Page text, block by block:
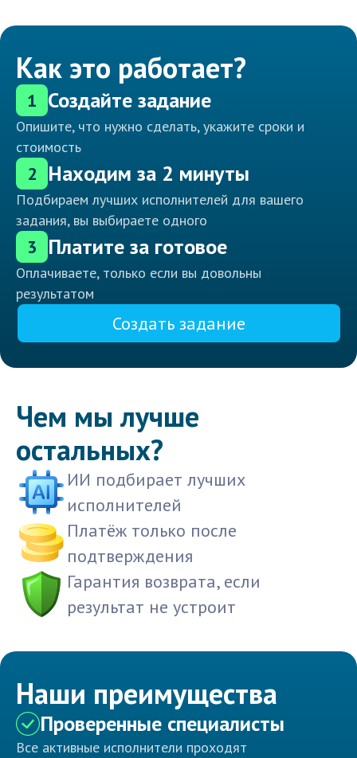
Как это работает?
1 Создайте задание
Опишите, что нужно сделать, укажите сроки и
стоимость
2 Находим за 2 минуты
Подбираем лучших исполнителей для вашего
задания, вы выбираете одного
3 Платите за готовое
Оплачиваете, только если вы довольны
результатом
Создать задание
Чем мы лучше
остальных?
ИИ подбирает лучших
исполнителей
Платёж только после
подтверждения
Гарантия возврата, если
результат не устроит
Наши преимущества
Проверенные специалисты
Все активные исполнители проходят